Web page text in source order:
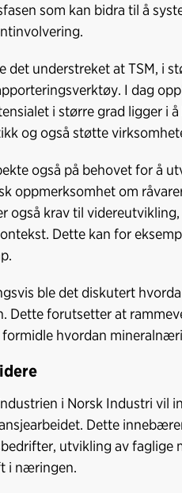
som kan bidra til å
det understreket at TSM, i
I dag
i større grad ligger i
og også støtte
også på behovet for å
oppmerksomhet om
også krav til
Dette kan for
ble det diskutert
Dette forutsetter at
formidle hvordan
i Norsk Industri vil
Dette
utvikling av faglige
i næringen.